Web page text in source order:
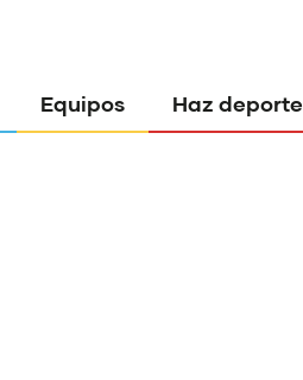
Equipos Haz deporte